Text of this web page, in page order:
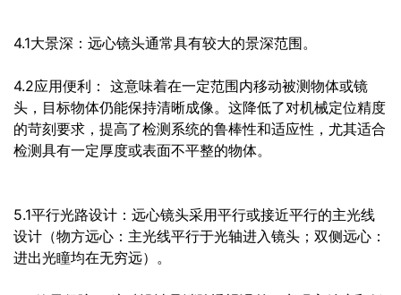
4.1大景深：远心镜头通常具有较大的景深范围。
4.2应用便利： 这意味着在一定范围内移动被测物体或镜
头，目标物体仍能保持清晰成像。这降低了对机械定位精度
的苛刻要求，提高了检测系统的鲁棒性和适应性，尤其适合
检测具有一定厚度或表面不平整的物体。
5.1平行光路设计：远心镜头采用平行或接近平行的主光线
设计（物方远心：主光线平行于光轴进入镜头；双侧远心：
进出光瞳均在无穷远）。